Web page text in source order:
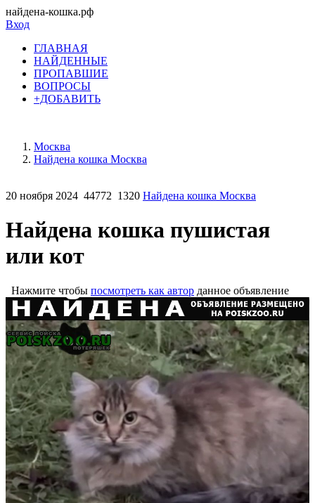
найдена-кошка.рф
Вход
ГЛАВНАЯ
НАЙДЕННЫЕ
ПРОПАВШИЕ
ВОПРОСЫ
+ДОБАВИТЬ
Москва
Найдена кошка Москва
20 ноября 2024 44772 1320 Найдена кошка Москва
Найдена кошка пушистая
или кот
Нажмите чтобы посмотреть как автор данное объявление